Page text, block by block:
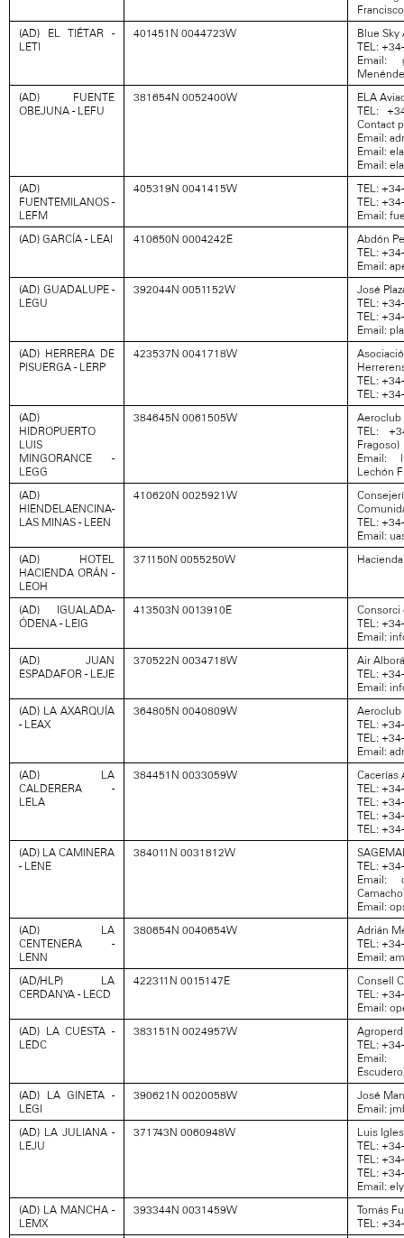
(AD) EL TIÉTAR -
LETI
401451N 0044723W
Blue Sky
TEL:
Email:
(AD) FUENTE
OBEJUNA - LEFU
381654N 0052400W
ELA
TEL:
Contact
Email:
Email:
Email:
(AD)
FUENTEMILANOS -
LEFM
405319N 0041415W
TEL:
TEL:
Email:
(AD) GARCÍA - LEAI
410650N 0004242E
Abdón
TEL:
Email:
(AD) GUADALUPE -
LEGU
392044N 0051152W
José
TEL:
TEL:
Email:
(AD) HERRERA DE
PISUERGA - LERP
423537N 0041718W
TEL:
TEL:
(AD)
HIDROPUERTO
LUIS
MINGORANCE -
LEGG
384645N 0061505W
Aeroclub
TEL:
Fragoso)
Email:
Lechón
(AD)
HIENDELAENCINA-
LAS MINAS - LEEN
410620N 0025921W
TEL:
Email:
(AD) HOTEL
HACIENDA ORÁN -
LEOH
371150N 0055250W
(AD) IGUALADA-
ÓDENA - LEIG
413503N 0013910E
Consorci
TEL:
Email:
(AD) JUAN
ESPADAFOR - LEJE
370522N 0034718W
Air
TEL:
Email:
(AD) LA AXARQUÍA
- LEAX
364805N 0040809W
Aeroclub
TEL:
TEL:
Email:
(AD) LA
CALDERERA -
LELA
384451N 0033059W
Cacerías
TEL:
TEL:
TEL:
TEL:
(AD) LA CAMINERA
- LENE
384011N 0031812W
TEL:
Email:
Email:
(AD) LA
CENTENERA -
LENN
380654N 0040654W
Adrián
TEL:
Email:
(AD/HLP) LA
CERDANYA - LECD
422311N 0015147E
Consell
TEL:
Email:
(AD) LA CUESTA -
LEDC
383151N 0024957W
TEL:
Email:
(AD) LA GINETA -
LEGI
390621N 0020058W
José
Email:
(AD) LA JULIANA -
LEJU
371743N 0060948W
Luis
TEL:
TEL:
TEL:
Email:
(AD) LA MANCHA -
LEMX
393344N 0031459W
Tomás
TEL: